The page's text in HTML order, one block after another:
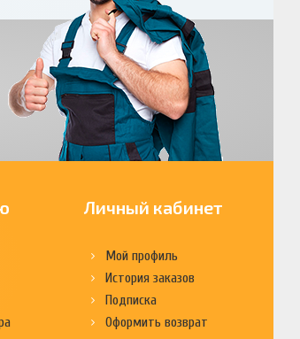
Личный кабинет
Мой профиль
История заказов
Подписка
Оформить возврат